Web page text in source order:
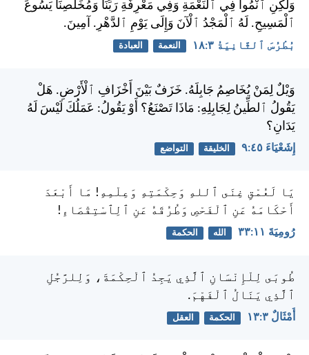
وَلَكِنِ ٱنْمُوا فِي ٱلنِّعْمَةِ وَفِي مَعْرِفَةِ رَبِّنَا وَمُخَلِّصِنَا يَسُوعَ
ٱلْمَسِيحِ. لَهُ ٱلْمَجْدُ ٱلْآنَ وَإِلَى يَوْمِ ٱلدَّهْرِ. آمِينَ.
بُطْرُسَ ٱلثَّانِيَةُ ٣:‏١٨ النعمة العبادة
وَيْلٌ لِمَنْ يُخَاصِمُ جَابِلَهُ. خَزَفٌ بَيْنَ أَخْزَافِ ٱلْأَرْضِ. هَلْ
يَقُولُ ٱلطِّينُ لِجَابِلِهِ: مَاذَا تَصْنَعُ؟ أَوْ يَقُولُ: عَمَلُكَ لَيْسَ لَهُ
يَدَانِ؟
إِشَعْيَاءَ ٤٥:‏٩ الخليقة التواضع
يَا لَعُمْقِ غِنَى ٱللهِ وَحِكْمَتِهِ وَعِلْمِهِ! مَا أَبْعَدَ
أَحْكَامَهُ عَنِ ٱلْفَحْصِ وَطُرُقَهُ عَنِ ٱلِٱسْتِقْصَاءِ!
رُومِيَةَ ١١:‏٣٣ الله الحكمة
طُوبَى لِلْإِنْسَانِ ٱلَّذِي يَجِدُ ٱلْحِكْمَةَ، وَلِلرَّجُلِ
ٱلَّذِي يَنَالُ ٱلْفَهْمَ.
أَمْثَالٌ ٣:‏١٣ الحكمة العقل